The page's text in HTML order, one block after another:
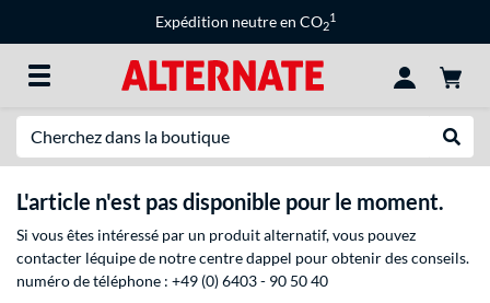
Expédition neutre en CO2
1
L'article n'est pas disponible pour le moment.
Si vous êtes intéressé par un produit alternatif, vous pouvez
contacter léquipe de notre centre dappel pour obtenir des conseils.
numéro de téléphone : +49 (0) 6403 - 90 50 40